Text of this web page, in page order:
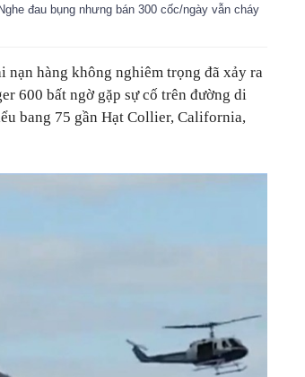
đau bụng nhưng bán 300 cốc/ngày vẫn cháy
hàng không nghiêm trọng đã xảy ra
600 bất ngờ gặp sự cố trên đường di
bang 75 gần Hạt Collier, California,